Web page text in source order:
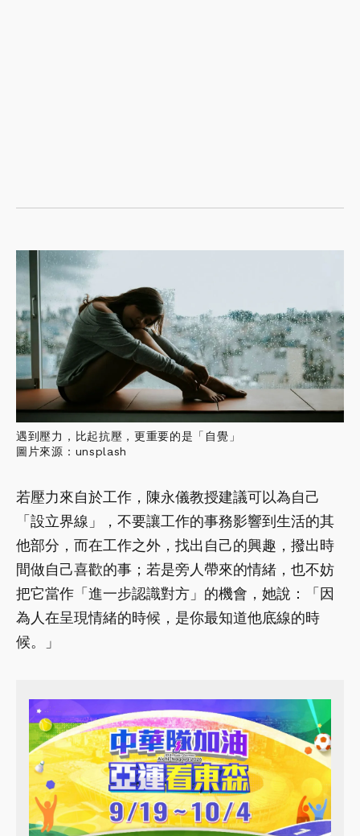
遇到壓力，比起抗壓，更重要的是「自覺」
圖片來源：unsplash
若壓力來自於工作，陳永儀教授建議可以為自己
「設立界線」，不要讓工作的事務影響到生活的其
他部分，而在工作之外，找出自己的興趣，撥出時
間做自己喜歡的事；若是旁人帶來的情緒，也不妨
把它當作「進一步認識對方」的機會，她說：「因
為人在呈現情緒的時候，是你最知道他底線的時
候。」